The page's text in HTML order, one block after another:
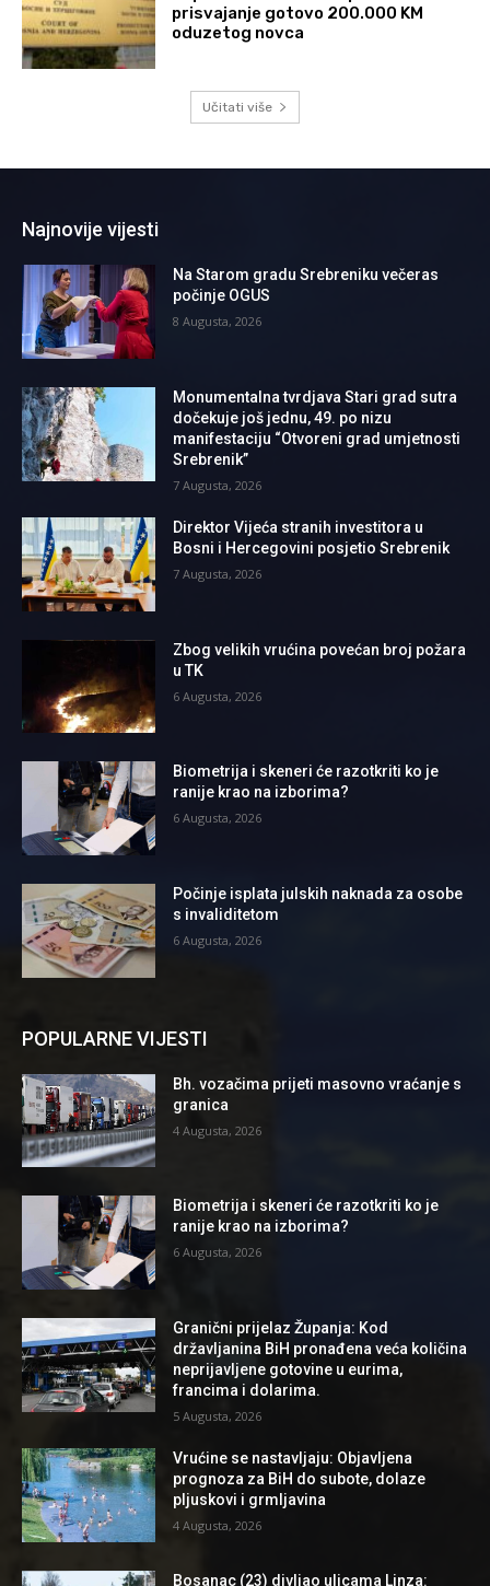
prisvajanje gotovo 200.000 KM
oduzetog novca
Učitati više
Najnovije vijesti
Na Starom gradu Srebreniku večeras
počinje OGUS
8 Augusta, 2026
Monumentalna tvrdjava Stari grad sutra
dočekuje još jednu, 49. po nizu
manifestaciju “Otvoreni grad umjetnosti
Srebrenik”
7 Augusta, 2026
Direktor Vijeća stranih investitora u
Bosni i Hercegovini posjetio Srebrenik
7 Augusta, 2026
Zbog velikih vrućina povećan broj požara
u TK
6 Augusta, 2026
Biometrija i skeneri će razotkriti ko je
ranije krao na izborima?
6 Augusta, 2026
Počinje isplata julskih naknada za osobe
s invaliditetom
6 Augusta, 2026
POPULARNE VIJESTI
Bh. vozačima prijeti masovno vraćanje s
granica
4 Augusta, 2026
Biometrija i skeneri će razotkriti ko je
ranije krao na izborima?
6 Augusta, 2026
Granični prijelaz Županja: Kod
državljanina BiH pronađena veća količina
neprijavljene gotovine u eurima,
francima i dolarima.
5 Augusta, 2026
Vrućine se nastavljaju: Objavljena
prognoza za BiH do subote, dolaze
pljuskovi i grmljavina
4 Augusta, 2026
Bosanac (23) divljao ulicama Linza: